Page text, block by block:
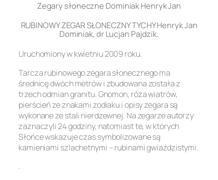
Zegary słoneczne Dominiak Henryk Jan
RUBINOWY ZEGAR SŁONECZNY TYCHY Henryk Jan
Dominiak, dr Lucjan Pajdzik.
Uruchomiony w kwietniu 2009 roku.
Tarcza rubinowego zegara słonecznego ma
średnicę dwóch metrów i zbudowana została z
trzech odmian granitu. Gnomon, róża wiatrów,
pierścień ze znakami zodiaku i opisy zegara są
wykonane ze stali nierdzewnej. Na zegarze autorzy
zaznaczyli 24 godziny, natomiast te, w których
Słońce wskazuje czas symbolizowane są
kamieniami szlachetnymi – rubinami gwiaździstymi.
.